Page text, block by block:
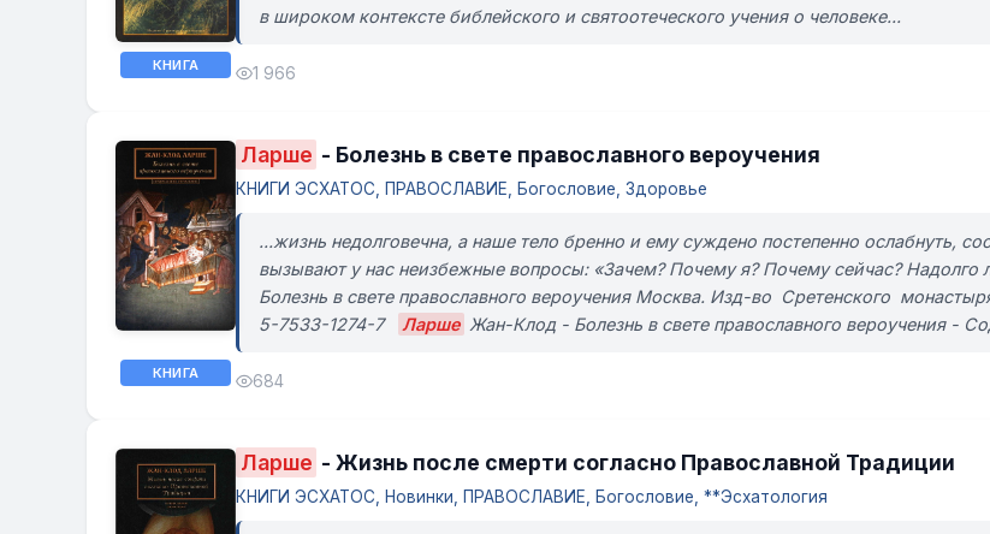
КНИГА
в широком контексте библейского и святоотеческого учения о человеке...
1 966
КНИГА
Ларше - Болезнь в свете православного вероучения
КНИГИ ЭСХАТОС, ПРАВОСЛАВИЕ, Богословие, Здоровье
...жизнь недолговечна, а наше тело бренно и ему суждено постепенно ослабнуть,
вызывают у нас неизбежные вопросы: «Зачем? Почему я? Почему сейчас? Надолго
Болезнь в свете православного вероучения Москва. Изд-во Сретенского
5-7533-1274-7
Ларше Жан-Клод - Болезнь в свете православного вероучения -
684
Ларше - Жизнь после смерти согласно Православной Традиции
КНИГИ ЭСХАТОС, Новинки, ПРАВОСЛАВИЕ, Богословие, **Эсхатология